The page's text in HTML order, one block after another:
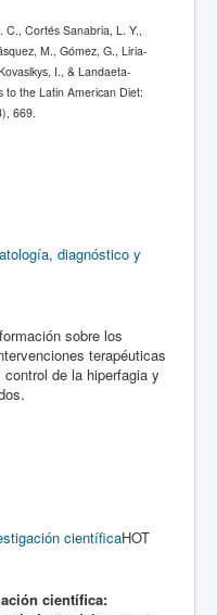
Cortés Sanabria, L. Y.,
M., Gómez, G., Liria-
I., & Landaeta-
the Latin American Diet:
669.
diagnóstico y
sobre los
terapéuticas
de la hiperfagia y
científicaHOT
científica: